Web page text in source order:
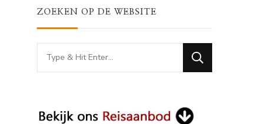
ZOEKEN OP DE WEBSITE
Looking
for